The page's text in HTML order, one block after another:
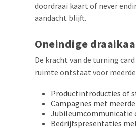
doordraai kaart of never
aandacht blijft.
Oneindige
De kracht van de turning
ruimte ontstaat voor
Productintroducties of
Campagnes met
Jubileumcommunicatie
Bedrijfspresentaties